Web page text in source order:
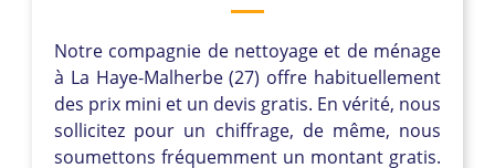
Notre compagnie de nettoyage et de ménage
à La Haye-Malherbe (27) offre habituellement
des prix mini et un devis gratis. En vérité, nous
sollicitez pour un chiffrage, de même, nous
soumettons fréquemment un montant gratis.